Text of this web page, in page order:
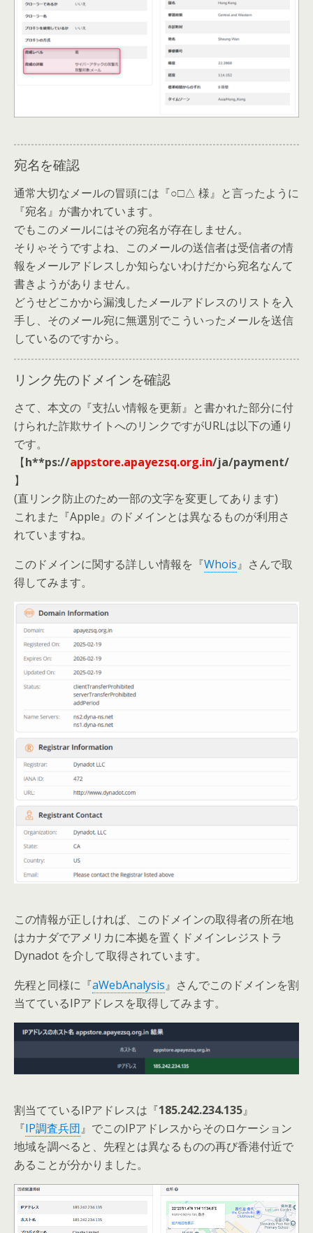
宛名を確認
通常大切なメールの冒頭には『○□△ 様』と言ったように
『宛名』が書かれています。
でもこのメールにはその宛名が存在しません。
そりゃそうですよね、このメールの送信者は受信者の情
報をメールアドレスしか知らないわけだから宛名なんて
書きようがありません。
どうせどこかから漏洩したメールアドレスのリストを入
手し、そのメール宛に無選別でこういったメールを送信
しているのですから。
リンク先のドメインを確認
さて、本文の『支払い情報を更新』と書かれた部分に付
けられた詐欺サイトへのリンクですがURLは以下の通り
です。
【h**ps://appstore.apayezsq.org.in/ja/payment/
】
(直リンク防止のため一部の文字を変更してあります)
これまた『Apple』のドメインとは異なるものが利用さ
れていますね。
このドメインに関する詳しい情報を『Whois』さんで取
得してみます。
この情報が正しければ、このドメインの取得者の所在地
はカナダでアメリカに本拠を置くドメインレジストラ
Dynadot を介して取得されています。
先程と同様に『aWebAnalysis』さんでこのドメインを割
当てているIPアドレスを取得してみます。
割当てているIPアドレスは『185.242.234.135』
『IP調査兵団』でこのIPアドレスからそのロケーション
地域を調べると、先程とは異なるものの再び香港付近で
あることが分かりました。